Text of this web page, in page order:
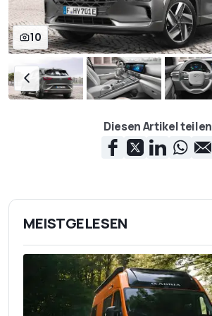
10
Diesen Artikel teilen
MEISTGELESEN